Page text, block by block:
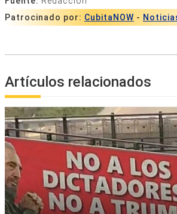
Patrocinado por: CubitaNOW -
Artículos relacionados